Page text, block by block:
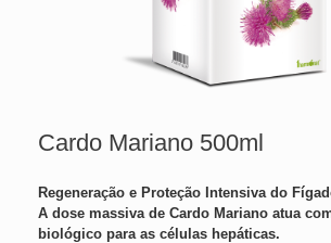
Cardo Mariano 500ml
Regeneração e Proteção Intensiva do
A dose massiva de Cardo Mariano atua
biológico para as células hepáticas.